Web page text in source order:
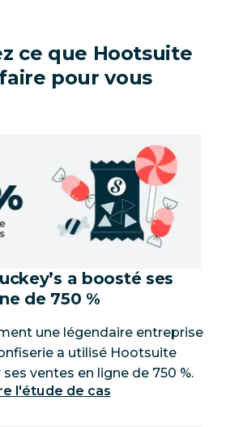
ce que Hootsuite
pour vous
a boosté ses
de 750 %
une légendaire entreprise
a utilisé Hootsuite
ventes en ligne de 750 %.
l'étude de cas